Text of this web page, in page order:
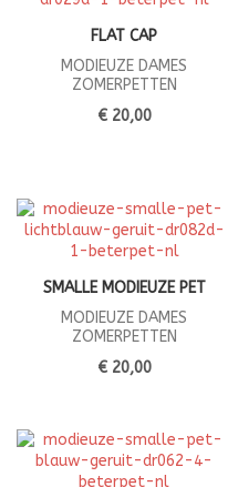
FLAT CAP
MODIEUZE DAMES
ZOMERPETTEN
€ 20,00
SMALLE MODIEUZE PET
MODIEUZE DAMES
ZOMERPETTEN
€ 20,00